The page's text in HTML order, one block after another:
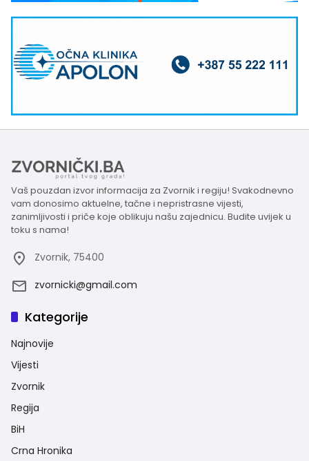
Vaš pouzdan izvor informacija za Zvornik i regiju! Svakodnevno
vam donosimo aktuelne, tačne i nepristrasne vijesti,
zanimljivosti i priče koje oblikuju našu zajednicu. Budite uvijek u
toku s nama!
Zvornik, 75400
zvornicki@gmail.com
Kategorije
Najnovije
Vijesti
Zvornik
Regija
BiH
Crna Hronika